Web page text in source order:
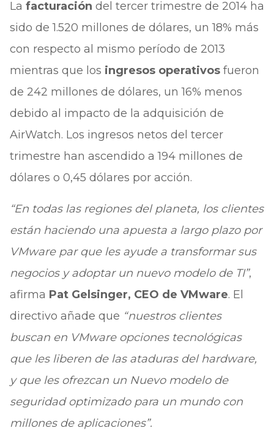
La facturación del tercer trimestre de 2014 ha
sido de 1.520 millones de dólares, un 18% más
con respecto al mismo período de 2013
mientras que los ingresos operativos fueron
de 242 millones de dólares, un 16% menos
debido al impacto de la adquisición de
AirWatch. Los ingresos netos del tercer
trimestre han ascendido a 194 millones de
dólares o 0,45 dólares por acción.
“En todas las regiones del planeta, los clientes
están haciendo una apuesta a largo plazo por
VMware par que les ayude a transformar sus
negocios y adoptar un nuevo modelo de TI”,
afirma Pat Gelsinger, CEO de VMware. El
directivo añade que “nuestros clientes
buscan en VMware opciones tecnológicas
que les liberen de las ataduras del hardware,
y que les ofrezcan un Nuevo modelo de
seguridad optimizado para un mundo con
millones de aplicaciones”.